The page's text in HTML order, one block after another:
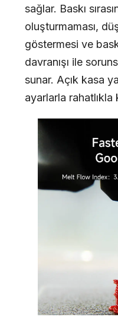
sağlar. Baskı
oluşturmaması,
göstermesi ve
davranışı ile
sunar. Açık kasa
ayarlarla rahatlıkla